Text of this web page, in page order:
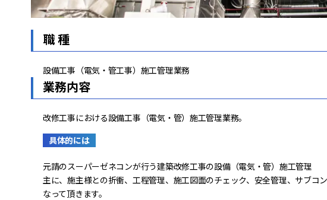
職 種
設備工事（電気・管工事）施工管理業務
業務内容
改修工事における設備工事（電気・管）施工管理業務。
具体的には
元請のスーパーゼネコンが行う建築改修工事の設備（電気・管）施工管理
主に、施主様との折衝、工程管理、施工図面のチェック、安全管理、サブ
なって頂きます。